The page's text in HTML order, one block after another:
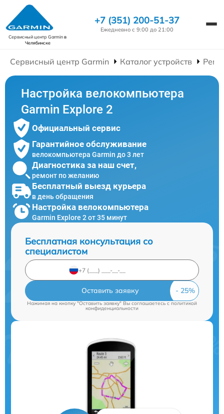
Сервисный центр Garminв
Челябинске
+7 (351) 200-51-37
Ежедневно с 9:00 до 21:00
Сервисный центр Garmin Каталог устройств
Настройка велокомпьютера
Garmin Explore 2
Официальный сервис
Гарантийное обслуживание
велокомпьютера Garmin до 3 лет
Диагностика за наш счет,
ремонт по желанию
Бесплатный выезд курьера
в день обращения
Настройка велокомпьютера
Garmin Explore 2 от 35 минут
Бесплатная консультация со
специалистом
Оставить заявку
Нажимая на кнопку "Оставить заявку" Вы соглашаетесь cполитикой
конфиденциальности